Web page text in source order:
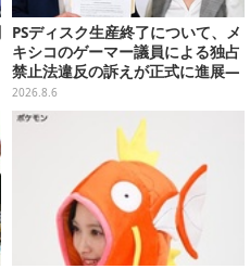
PSディスク生産終了について、メ
キシコのゲーマー議員による独占
禁止法違反の訴えが正式に進展―
「テクノロジーは自由を拡大する
ために役立つべき」
2026.8.6